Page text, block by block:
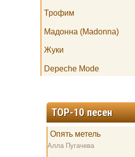
Трофим
Мадонна (Madonna)
Жуки
Depeche Mode
TOP-10 песен
Опять метель
Алла Пугачева